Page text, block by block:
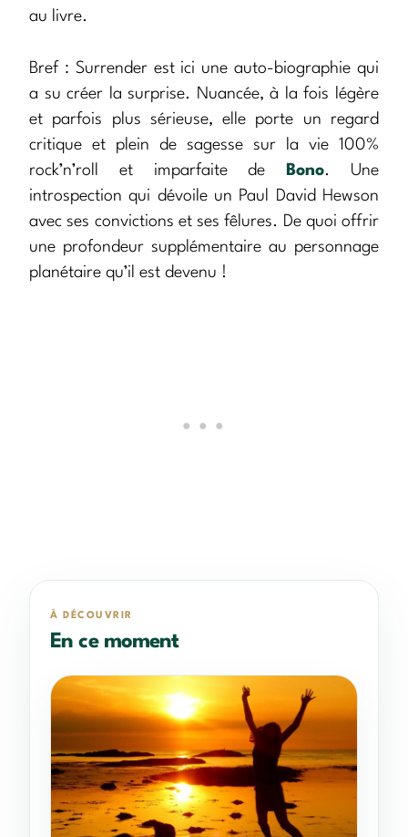
au livre.
Bref : Surrender est ici une auto-biographie qui
a su créer la surprise. Nuancée, à la fois légère
et parfois plus sérieuse, elle porte un regard
critique et plein de sagesse sur la vie 100%
rock’n’roll et imparfaite de
Bono. Une
introspection qui dévoile un Paul David Hewson
avec ses convictions et ses fêlures. De quoi offrir
une profondeur supplémentaire au personnage
planétaire qu’il est devenu !
À DÉCOUVRIR
En ce moment